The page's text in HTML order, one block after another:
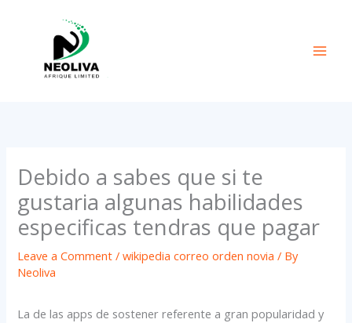
Debido a sabes que si te
gustaria algunas habilidades
especificas tendras que pagar
Leave a Comment /wikipedia correo orden novia / By
Neoliva
La de las apps de sostener referente a gran popularidad y